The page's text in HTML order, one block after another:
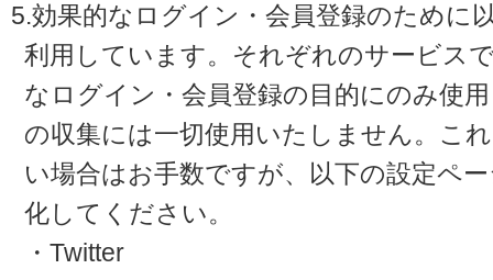
5.効果的なログイン・会員登録のために
利用しています。それぞれのサービス
なログイン・会員登録の目的にのみ使
の収集には一切使用いたしません。こ
い場合はお手数ですが、以下の設定ペ
化してください。
・Twitter